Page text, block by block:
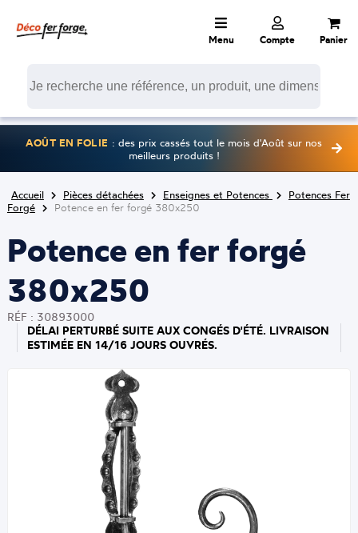
Menu Compte Panier
AOÛT EN FOLIE : des prix cassés tout le mois d'Août sur nos
meilleurs produits !
Accueil Pièces détachées Enseignes et Potences
Potences Fer
Forgé
Potence en fer forgé 380x250
Potence en fer forgé
380x250
RÉF : 30893000
DÉLAI PERTURBÉ SUITE AUX CONGÉS D'ÉTÉ. LIVRAISON
ESTIMÉE EN 14/16 JOURS OUVRÉS.